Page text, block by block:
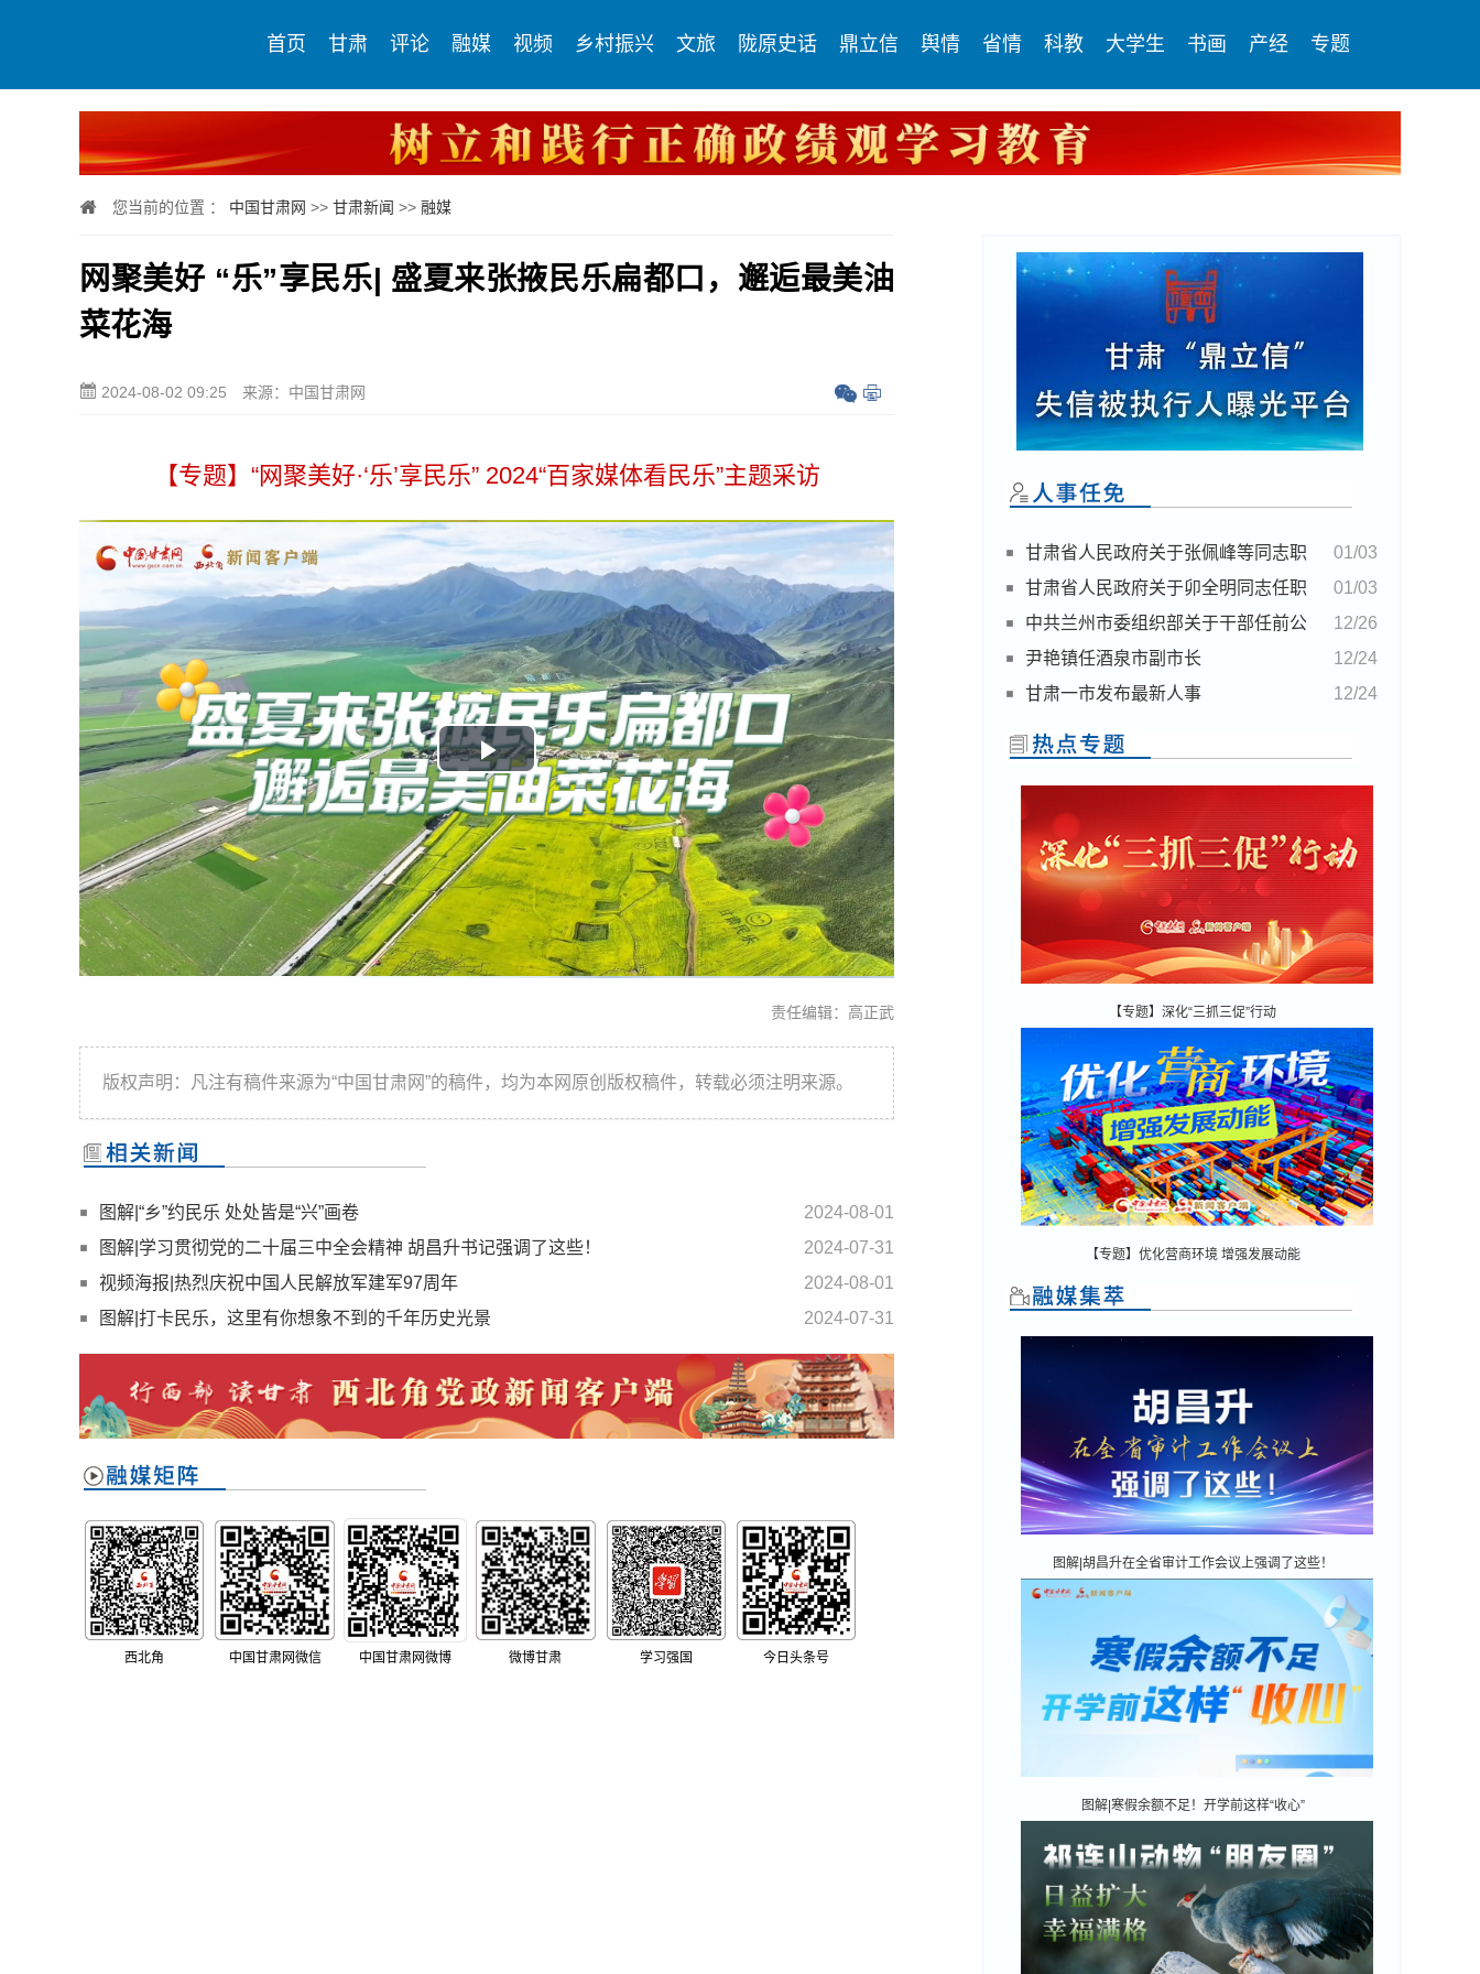
首页 甘肃 评论 融媒 视频 乡村振兴 文旅 陇原史话 鼎立信 舆情 省情 科教 大学生 书画 产经 专题
您当前的位置 ： 中国甘肃网 >> 甘肃新闻 >> 融媒
网聚美好 “乐”享民乐| 盛夏来张掖民乐扁都口，邂逅最美油
菜花海
2024-08-02 09:25 来源：中国甘肃网
【专题】“网聚美好·‘乐’享民乐” 2024“百家媒体看民乐”主题采访
Play
Video
责任编辑：高正武
版权声明：凡注有稿件来源为“中国甘肃网”的稿件，均为本网原创版权稿件，转载必须注明来源。
2024-08-01
图解|“乡”约民乐 处处皆是“兴”画卷
2024-07-31
图解|学习贯彻党的二十届三中全会精神 胡昌升书记强调了这些！
2024-08-01
视频海报|热烈庆祝中国人民解放军建军97周年
2024-07-31
图解|打卡民乐，这里有你想象不到的千年历史光景
西北角 中国甘肃网微信 中国甘肃网微博 微博甘肃 学习强国 今日头条号
01/03
甘肃省人民政府关于张佩峰等同志职
务任免的通知
01/03
甘肃省人民政府关于卯全明同志任职
的通知
12/26
中共兰州市委组织部关于干部任前公
示的公告
12/24
尹艳镇任酒泉市副市长
12/24
甘肃一市发布最新人事
【专题】深化“三抓三促”行动
【专题】优化营商环境 增强发展动能
图解|胡昌升在全省审计工作会议上强调了这些！
图解|寒假余额不足！开学前这样“收心”